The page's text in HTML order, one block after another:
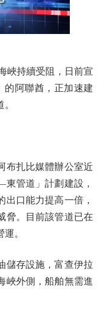
持續受阻，日前宣
的阿聯酋，正加速建
扎比媒體辦公室近
管道」計劃建設，
出口能力提高一倍，
脅。目前該管道已在
。
存設施，富查伊拉
峽外側，船舶無需進